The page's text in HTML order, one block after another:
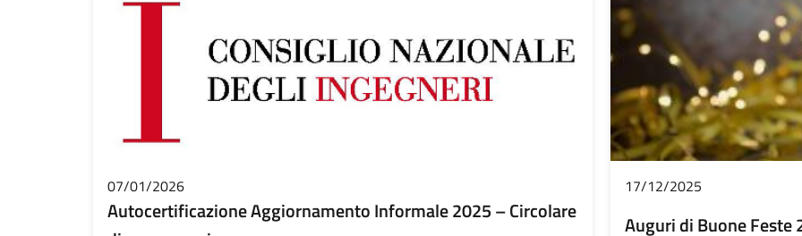
07/01/2026
Autocertificazione Aggiornamento Informale 2025 – Circolare
17/12/2025
Auguri di Buone Feste